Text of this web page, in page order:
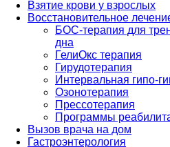
Взятие крови у взрослых
Восстановительное
БОС-терапия для
дна
ГелиОкс терапия
Гирудотерапия
Интервальная гипо-
Озонотерапия
Прессотерапия
Программы
Вызов врача на дом
Гастроэнтерология